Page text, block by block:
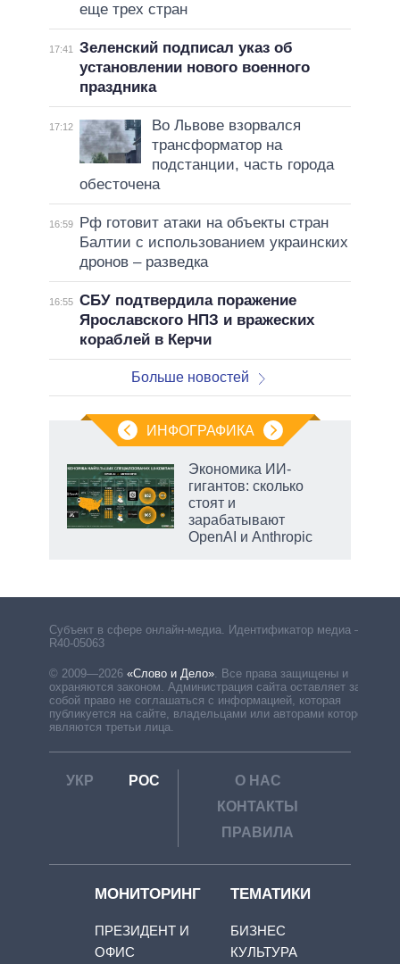
еще трех стран
17:41
Зеленский подписал указ об
установлении нового военного
праздника
17:12
Во Львове взорвался
трансформатор на
подстанции, часть города
обесточена
16:59
Рф готовит атаки на объекты стран
Балтии с использованием украинских
дронов – разведка
16:55 СБУ подтвердила поражение
Ярославского НПЗ и вражеских
кораблей в Керчи
Больше новостей
ИНФОГРАФИКА
Экономика ИИ-
гигантов: сколько
стоят и
зарабатывают
OpenAI и Anthropic
Субъект в сфере онлайн-медиа. Идентификатор медиа –
R40-05063
© 2009—2026 «Слово и Дело». Все права защищены и
охраняются законом. Администрация сайта оставляет за
собой право не соглашаться с информацией, которая
публикуется на сайте, владельцами или авторами которой
являются третьи лица.
УКР РОС
О НАС
КОНТАКТЫ
ПРАВИЛА
МОНИТОРИНГ
ПРЕЗИДЕНТ И
ОФИС
ТЕМАТИКИ
БИЗНЕС
КУЛЬТУРА